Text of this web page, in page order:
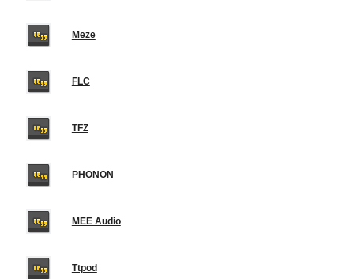
Meze
FLC
TFZ
PHONON
MEE Audio
Ttpod